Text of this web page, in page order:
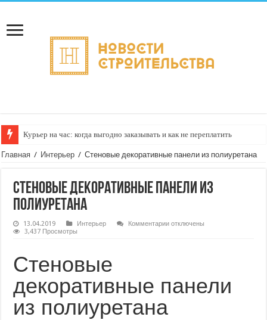
Курьер на час: когда выгодно заказывать и как не переплатить
Главная / Интерьер / Стеновые декоративные панели из полиуретана
Стеновые декоративные панели из
полиуретана
13.04.2019 Интерьер Комментариикотключены
3,437 Просмотры
Стеновые
декоративные панели
из полиуретана